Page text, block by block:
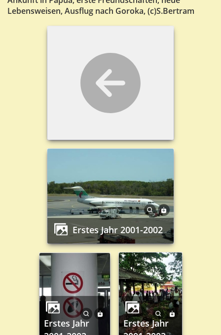
Lebensweisen, Ausflug nach Goroka, (c)S.Bertram
Erstes Jahr 2001-2002
Erstes Jahr
Erstes Jahr